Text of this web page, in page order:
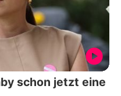
schon jetzt eine